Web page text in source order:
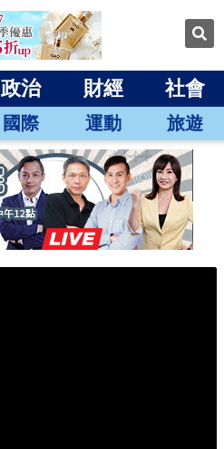
政治 財經 社會
國際 運動 旅遊